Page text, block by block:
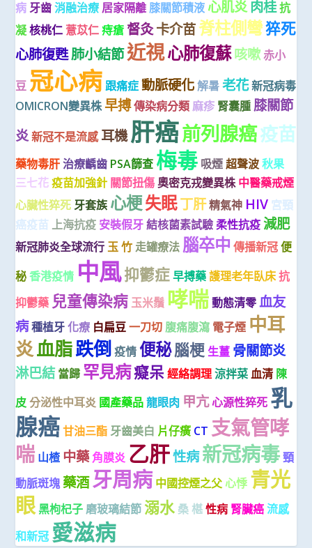
病 牙齒 消融治療 居家隔離 膝關節積液 心肌炎肉桂抗
凝 核桃仁 薏苡仁 痔瘡 督灸卡介苗脊柱側彎猝死
心肺復甦肺小結節近視心肺復蘇咳嗽赤小
豆 冠心病 跟痛症 動脈硬化 解暑 老花新冠病毒
OMICRON變異株 早搏傳染病分類 麻疹 腎囊腫 膝關節
炎新冠不是流感 耳機肝癌前列腺癌疫苗
藥物毒肝 治療齲齒 PSA篩查 梅毒 吸煙 超聲波 秋果
三七花 疫苗加強針 關節扭傷 奧密克戎變異株 中醫藥戒煙
心臟性猝死 牙套族 心梗失眠丁肝精氣神 HIV 宮頸
癌疫苗 上海抗疫 安裝假牙 結核菌素試驗 柔性抗疫 減肥
新冠肺炎全球流行 玉 竹 走罐療法 腦卒中 傳播新冠 便
秘 香港疫情 中風抑鬱症 早搏藥 護理老年臥床 抗
抑鬱藥 兒童傳染病 玉米鬚 哮喘 動態清零血友
病種植牙 化療 白扁豆 一刀切 腹痛腹瀉 電子煙 中耳
炎血脂跌倒 疫情 便秘腦梗 生薑 骨關節炎
淋巴結 當歸 罕見病癡呆 經絡調理 涼拌菜 血清 陳
皮 分泌性中耳炎 國產藥品 龍眼肉 甲亢心源性猝死 乳
腺癌 甘油三酯 牙齒美白 片仔癀 CT 支氣管哮
喘 山楂 中藥 角膜炎 乙肝性病新冠病毒 頸
動脈斑塊藥酒牙周病 中國控煙之父 心悸 青光
眼黑枸杞子 磨玻璃結節 溺水 桑 椹 性病 腎臟癌 流感
和新冠 愛滋病